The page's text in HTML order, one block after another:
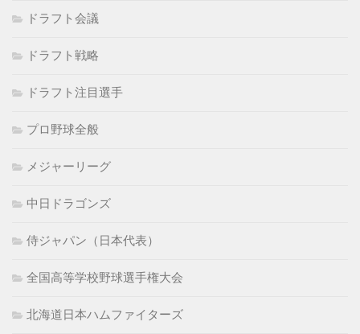
ドラフト会議
ドラフト戦略
ドラフト注目選手
プロ野球全般
メジャーリーグ
中日ドラゴンズ
侍ジャパン（日本代表）
全国高等学校野球選手権大会
北海道日本ハムファイターズ